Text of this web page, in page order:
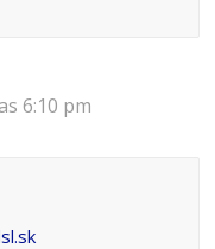
6:10 pm